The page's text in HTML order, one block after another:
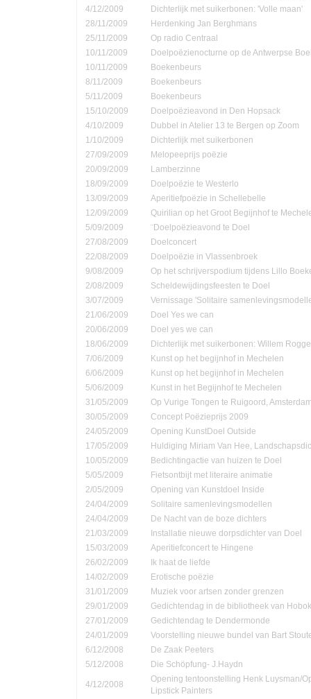
4/12/2009
Dichterlijk met suikerbonen: 'Volle maan'
28/11/2009
Herdenking Jan Berghmans
25/11/2009
Op radio Centraal
10/11/2009
Doelpoëzienocturne op de Antwerpse
10/11/2009
Boekenbeurs
8/11/2009
Boekenbeurs
5/11/2009
Boekenbeurs
15/10/2009
Doelpoëzieavond in Den Hopsack
4/10/2009
Dubbel in Atelier 13 te Bergen op Zoom
1/10/2009
Dichterlijk met suikerbonen
27/09/2009
Melopeeprijs poëzie
20/09/2009
Lamberzinne
18/09/2009
Doelpoëzie te Westerlo
13/09/2009
Aperitiefpoëzie in Schellebelle
12/09/2009
Quirilian op het Groot Begijnhof te
5/09/2009
¨Doelpoëzieavond te Doel
27/08/2009
Doelconcert
22/08/2009
Doelpoëzie in Vlassenbroek
9/08/2009
Op het schrijverspodium tijdens Lillo
2/08/2009
Scheldewijdingsfeesten te Doel
3/07/2009
Vernissage 'Solitaire
21/06/2009
Doel Yes we can
20/06/2009
Doel yes we can
18/06/2009
Dichterlijk met suikerbonen: Willem
7/06/2009
Kunst op het begijnhof in Mechelen
6/06/2009
Kunst op het begijnhof in Mechelen
5/06/2009
Kunst in het Begijnhof te Mechelen
31/05/2009
Op Vurige Tongen te Ruigoord,
30/05/2009
Concept Poëzieprijs 2009
24/05/2009
Opening KunstDoel Outside
17/05/2009
Huldiging Miriam Van Hee,
10/05/2009
Bedichtingactie van huizen te Doel
5/05/2009
Fietsontbijt met literaire animatie
2/05/2009
Opening van Kunstdoel Inside
24/04/2009
Solitaire samenlevingsmodellen
24/04/2009
De Nacht van de boze dichters
21/03/2009
Installatie nieuwe dorpsdichter van Doel
15/03/2009
Aperitiefconcert te Hingene
26/02/2009
Ik haat de liefde
14/02/2009
Erotische poëzie
31/01/2009
Muziek voor artsen zonder grenzen
29/01/2009
Gedichtendag in de bibliotheek van
27/01/2009
Gedichtendag te Dendermonde
24/01/2009
Voorstelling nieuwe bundel van Bart
6/12/2008
De Zaak Peeters
5/12/2008
Die Schöpfung- J.Haydn
4/12/2008
Opening tentoonstelling Henk Luysman/
Lipstick Painters